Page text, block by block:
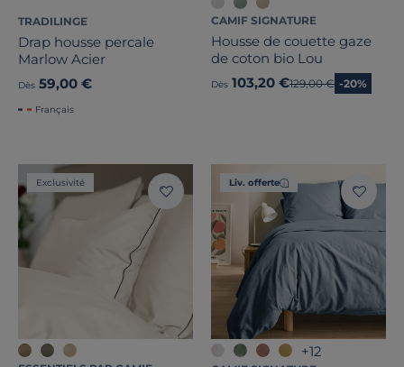
TRADILINGE
Drap housse percale
Marlow Acier
Dès 59,00 €
Français
CAMIF SIGNATURE
Housse de couette gaze
de coton bio Lou
Dès 103,20 €Ancien prix
129,00 € -20%
Exclusivité Liv. offerte
+12